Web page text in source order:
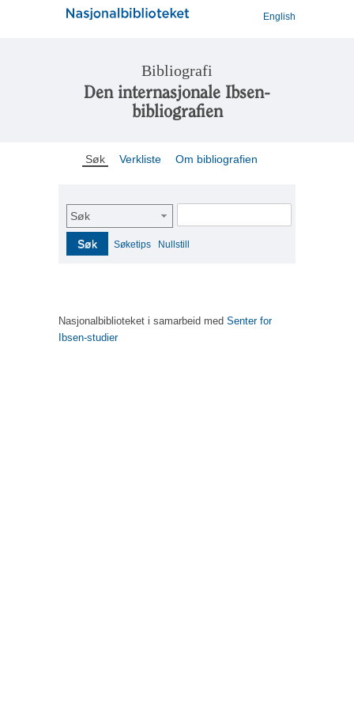
English
Bibliografi
Den internasjonale Ibsen-
bibliografien
Søk Verkliste Om bibliografien
Søk
Søk Søketips Nullstill
Nasjonalbiblioteket i samarbeid med Senter for
Ibsen-studier